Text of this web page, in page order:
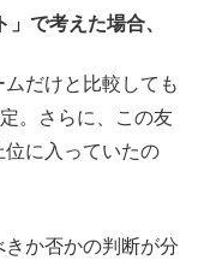
で考えた場合、
だけと比較しても
。さらに、この友
位に入っていたの
か否かの判断が分